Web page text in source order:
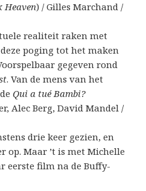
Heaven) / Gilles Marchand /
realiteit raken met
poging tot het maken
gegeven rond
. Van de mens van het
Qui a tué Bambi?
Alec Berg, David Mandel /
drie keer gezien, en
op. Maar ’t is met Michelle
eerste film na de Buffy-